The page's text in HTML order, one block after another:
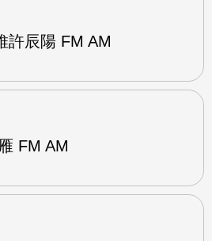
許辰陽 FM AM
FM AM